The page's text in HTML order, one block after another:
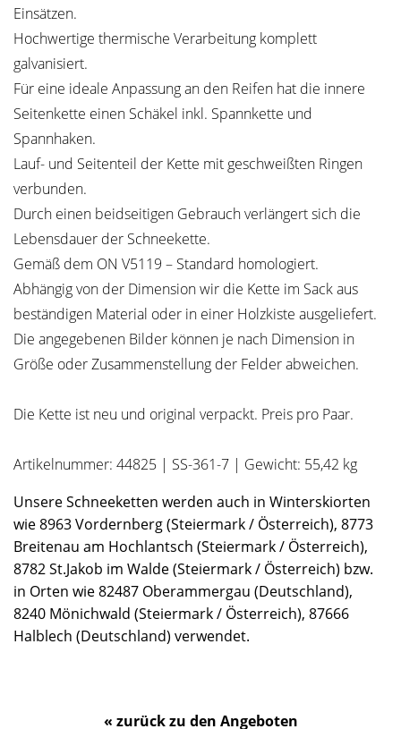
Einsätzen.
Hochwertige thermische Verarbeitung komplett
galvanisiert.
Für eine ideale Anpassung an den Reifen hat die innere
Seitenkette einen Schäkel inkl. Spannkette und
Spannhaken.
Lauf- und Seitenteil der Kette mit geschweißten Ringen
verbunden.
Durch einen beidseitigen Gebrauch verlängert sich die
Lebensdauer der Schneekette.
Gemäß dem ON V5119 – Standard homologiert.
Abhängig von der Dimension wir die Kette im Sack aus
beständigen Material oder in einer Holzkiste ausgeliefert.
Die angegebenen Bilder können je nach Dimension in
Größe oder Zusammenstellung der Felder abweichen.
Die Kette ist neu und original verpackt. Preis pro Paar.
Artikelnummer: 44825 | SS-361-7 | Gewicht: 55,42 kg
Unsere Schneeketten werden auch in Winterskiorten
wie 8963 Vordernberg (Steiermark / Österreich), 8773
Breitenau am Hochlantsch (Steiermark / Österreich),
8782 St.Jakob im Walde (Steiermark / Österreich) bzw.
in Orten wie 82487 Oberammergau (Deutschland),
8240 Mönichwald (Steiermark / Österreich), 87666
Halblech (Deutschland) verwendet.
« zurück zu den Angeboten